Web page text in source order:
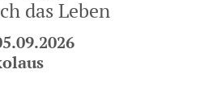
das Leben
.2026